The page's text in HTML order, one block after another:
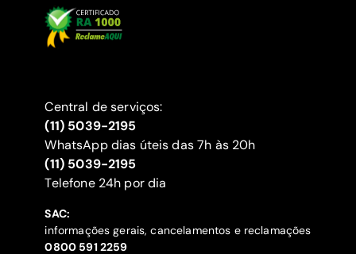
Central de serviços:
(11) 5039-2195
WhatsApp dias úteis das 7h às 20h
(11) 5039-2195
‍Telefone 24h por dia
SAC:
informações gerais, cancelamentos e reclamações
‍0800 591 2259